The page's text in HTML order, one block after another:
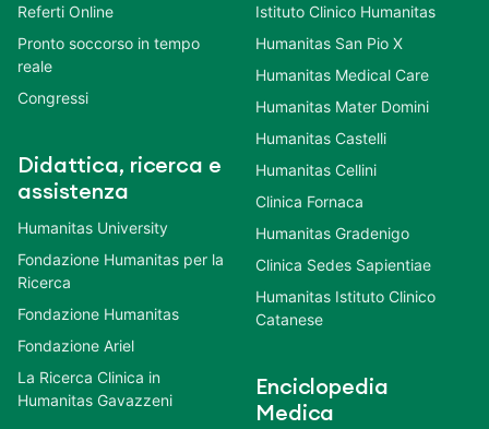
Referti Online
Pronto soccorso in tempo
reale
Congressi
Didattica, ricerca e
assistenza
Humanitas University
Fondazione Humanitas per la
Ricerca
Fondazione Humanitas
Fondazione Ariel
La Ricerca Clinica in
Humanitas Gavazzeni
Istituto Clinico Humanitas
Humanitas San Pio X
Humanitas Medical Care
Humanitas Mater Domini
Humanitas Castelli
Humanitas Cellini
Clinica Fornaca
Humanitas Gradenigo
Clinica Sedes Sapientiae
Humanitas Istituto Clinico
Catanese
Enciclopedia
Medica